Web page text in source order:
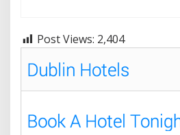
Post Views: 2,404